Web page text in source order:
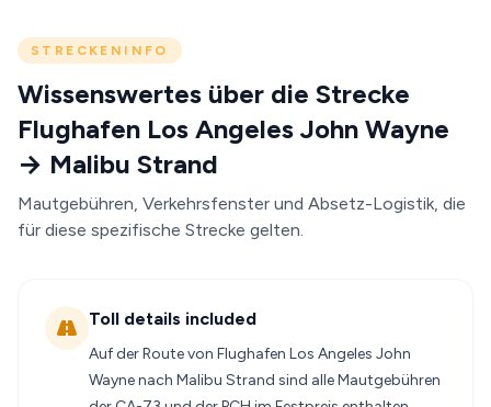
STRECKENINFO
Wissenswertes über die Strecke
Flughafen Los Angeles John Wayne
→ Malibu Strand
Mautgebühren, Verkehrsfenster und Absetz-Logistik, die
für diese spezifische Strecke gelten.
Toll details included
Auf der Route von Flughafen Los Angeles John
Wayne nach Malibu Strand sind alle Mautgebühren